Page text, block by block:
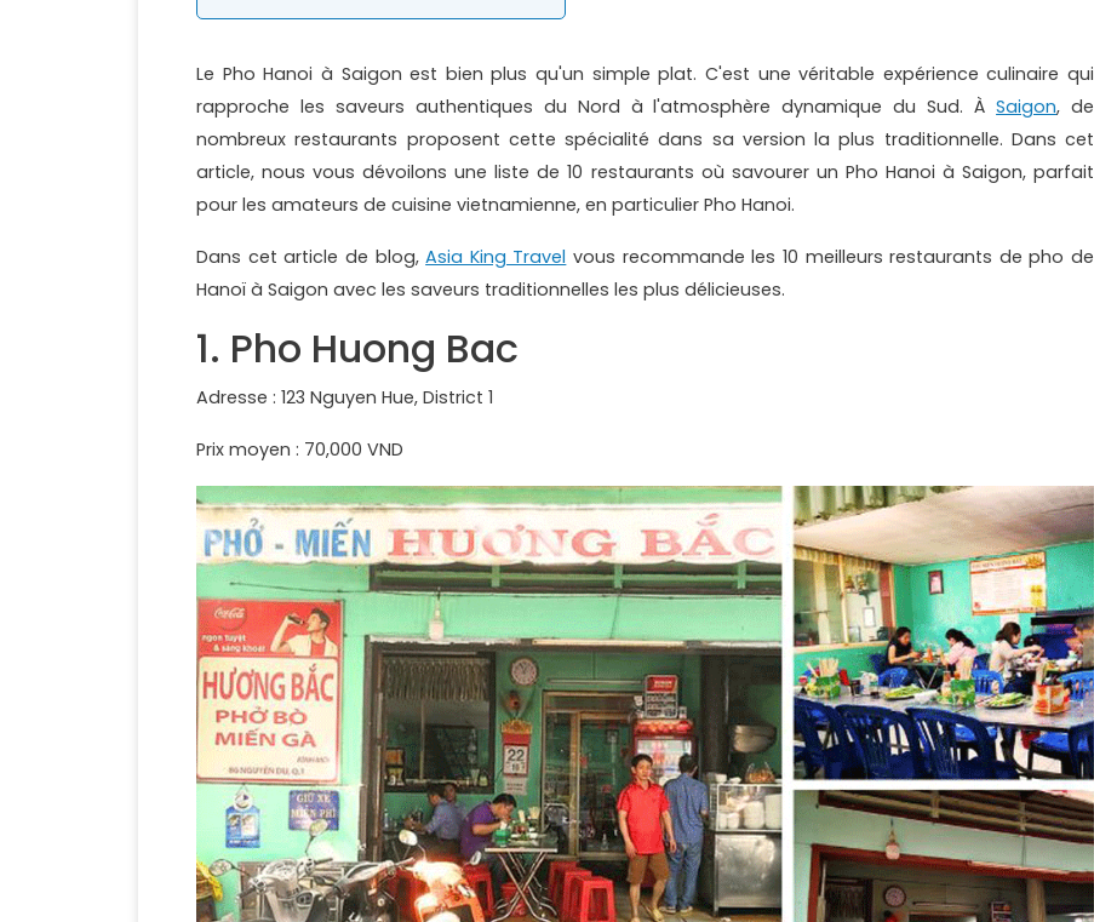
Le Pho Hanoi à Saigon est bien plus qu'un simple plat. C'est une véritable expérience culinaire qui
rapproche les saveurs authentiques du Nord à l'atmosphère dynamique du Sud. ÀSaigon, de
nombreux restaurants proposent cette spécialité dans sa version la plus traditionnelle. Dans cet
article, nous vous dévoilons une liste de 10 restaurants où savourer un Pho Hanoi à Saigon, parfait
pour les amateurs de cuisine vietnamienne, en particulier Pho Hanoi.
Dans cet article de blog,Asia King Travel vous recommande les 10 meilleurs restaurants de pho de
Hanoï à Saigon avec les saveurs traditionnelles les plus délicieuses.
1. Pho Huong Bac
Adresse : 123 Nguyen Hue, District 1
Prix moyen : 70,000 VND